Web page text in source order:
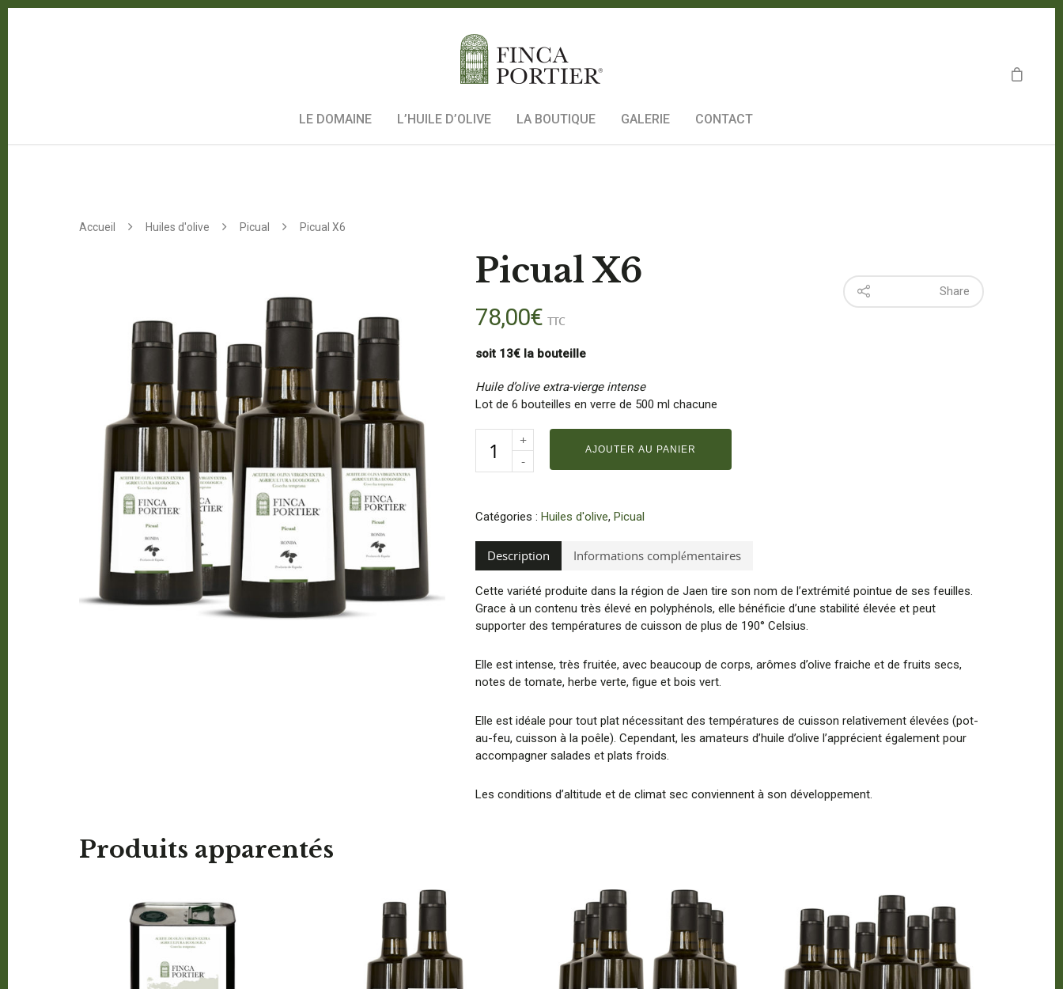
LE DOMAINE L’HUILE D’OLIVE LA BOUTIQUE GALERIE CONTACT
Accueil Huiles d'olive Picual Picual X6
Picual X6 Share
78,00€ TTC
soit 13€ la bouteille
Huile d’olive extra-vierge intense
Lot de 6 bouteilles en verre de 500 ml chacune
AJOUTER AU PANIER
Catégories :Huiles d'olive,Picual
Description Informations complémentaires
Cette variété produite dans la région de Jaen tire son nom de l’extrémité pointue de ses feuilles.
Grace à un contenu très élevé en polyphénols, elle bénéficie d’une stabilité élevée et peut
supporter des températures de cuisson de plus de 190° Celsius.
Elle est intense, très fruitée, avec beaucoup de corps, arômes d’olive fraiche et de fruits secs,
notes de tomate, herbe verte, figue et bois vert.
Elle est idéale pour tout plat nécessitant des températures de cuisson relativement élevées (pot-
au-feu, cuisson à la poêle). Cependant, les amateurs d’huile d’olive l’apprécient également pour
accompagner salades et plats froids.
Les conditions d’altitude et de climat sec conviennent à son développement.
Produits apparentés